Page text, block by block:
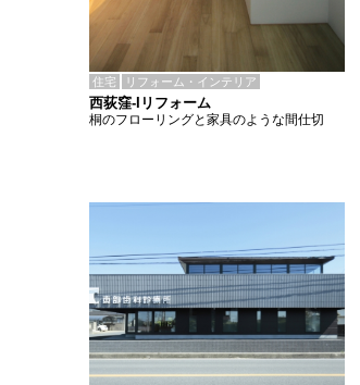
住宅 リフォーム・インテリア
西荻窪-Iリフォーム
桐のフローリングと家具のような間仕切